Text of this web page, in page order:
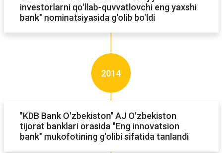
investorlarni qo'llab-quvvatlovchi eng yaxshi
bank" nominatsiyasida g'olib bo'ldi
"KDB Bank O'zbekiston" AJ O'zbekiston
tijorat banklari orasida "Eng innovatsion
bank" mukofotining g'olibi sifatida tanlandi
2014